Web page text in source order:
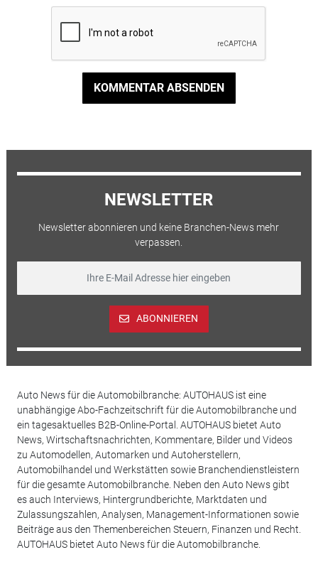
KOMMENTAR ABSENDEN
NEWSLETTER
Newsletter abonnieren und keine Branchen-News mehr
verpassen.
ABONNIEREN
Auto News für die Automobilbranche: AUTOHAUS ist eine
unabhängige Abo-Fachzeitschrift für die Automobilbranche und
ein tagesaktuelles B2B-Online-Portal. AUTOHAUS bietet Auto
News, Wirtschaftsnachrichten, Kommentare, Bilder und Videos
zu Automodellen, Automarken und Autoherstellern,
Automobilhandel und Werkstätten sowie Branchendienstleistern
für die gesamte Automobilbranche. Neben den Auto News gibt
es auch Interviews, Hintergrundberichte, Marktdaten und
Zulassungszahlen, Analysen, Management-Informationen sowie
Beiträge aus den Themenbereichen Steuern, Finanzen und Recht.
AUTOHAUS bietet Auto News für die Automobilbranche.